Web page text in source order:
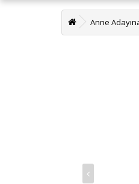
Anne